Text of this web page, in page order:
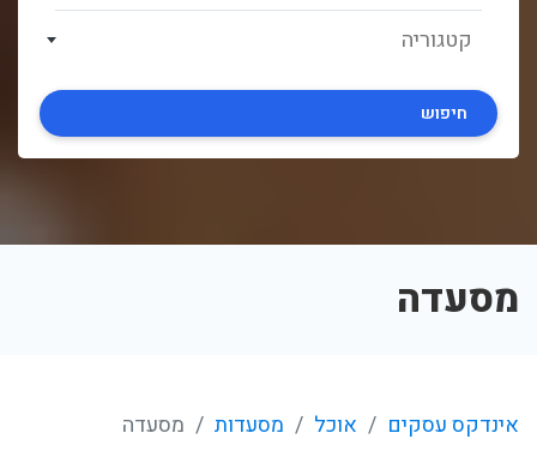
קטגוריה
חיפוש
מסעדה
אינדקס עסקים אוכל מסעדות מסעדה